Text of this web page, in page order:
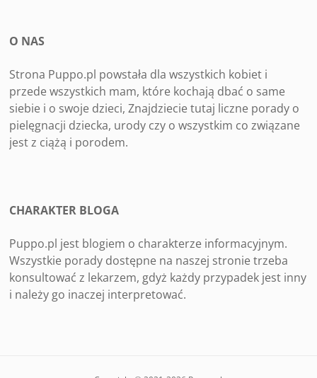
O NAS
Strona Puppo.pl powstała dla wszystkich kobiet i
przede wszystkich mam, które kochają dbać o same
siebie i o swoje dzieci, Znajdziecie tutaj liczne porady o
pielęgnacji dziecka, urody czy o wszystkim co związane
jest z ciążą i porodem.
CHARAKTER BLOGA
Puppo.pl jest blogiem o charakterze informacyjnym.
Wszystkie porady dostępne na naszej stronie trzeba
konsultować z lekarzem, gdyż każdy przypadek jest inny
i należy go inaczej interpretować.